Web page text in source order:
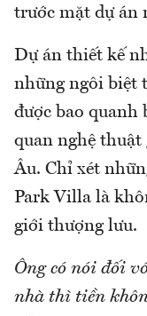
trước mặt dự án
Dự án thiết kế
những ngôi biệt
được bao quanh
quan nghệ
Âu. Chỉ xét
Park Villa là
giới thượng lưu.
Ông có nói đối
nhà thì tiền